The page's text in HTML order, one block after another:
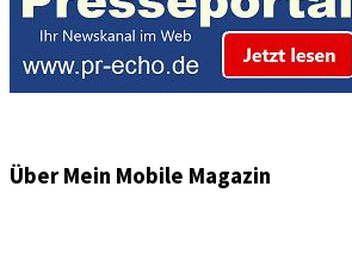
Über Mein Mobile Magazin